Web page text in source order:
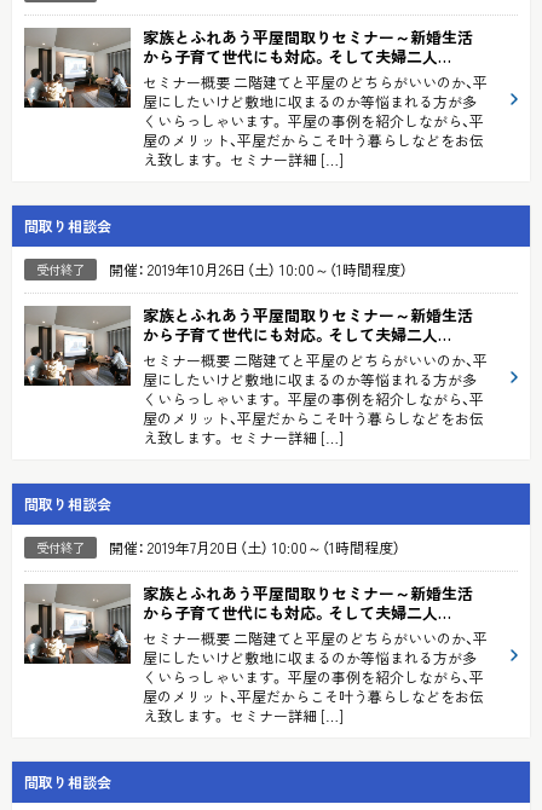
家族とふれあう平屋間取りセミナー～新婚生活
から子育て世代にも対応。そして夫婦二人…
セミナー概要 二階建てと平屋のどちらがいいのか、平
屋にしたいけど敷地に収まるのか等悩まれる方が多
くいらっしゃいます。 平屋の事例を紹介しながら、平
屋のメリット、平屋だからこそ叶う暮らしなどをお伝
え致します。 セミナー詳細 […]
間取り相談会
受付終了 開催： 2019年10月26日（土） 10:00～（1時間程度）
家族とふれあう平屋間取りセミナー～新婚生活
から子育て世代にも対応。そして夫婦二人…
セミナー概要 二階建てと平屋のどちらがいいのか、平
屋にしたいけど敷地に収まるのか等悩まれる方が多
くいらっしゃいます。 平屋の事例を紹介しながら、平
屋のメリット、平屋だからこそ叶う暮らしなどをお伝
え致します。 セミナー詳細 […]
間取り相談会
受付終了 開催： 2019年7月20日（土） 10:00～（1時間程度）
家族とふれあう平屋間取りセミナー～新婚生活
から子育て世代にも対応。そして夫婦二人…
セミナー概要 二階建てと平屋のどちらがいいのか、平
屋にしたいけど敷地に収まるのか等悩まれる方が多
くいらっしゃいます。 平屋の事例を紹介しながら、平
屋のメリット、平屋だからこそ叶う暮らしなどをお伝
え致します。 セミナー詳細 […]
間取り相談会